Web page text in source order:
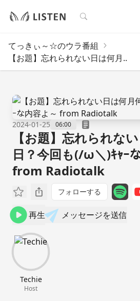
検索
てっきぃ～☆のウラ番組
【お題】忘れられない日は何月..
2024-01-25 06:00
【お題】忘れられな
日？今回も(/ω＼)ｷｬｰ
from Radiotalk
フォローする
再生 メッセージを送信
Techie
Host